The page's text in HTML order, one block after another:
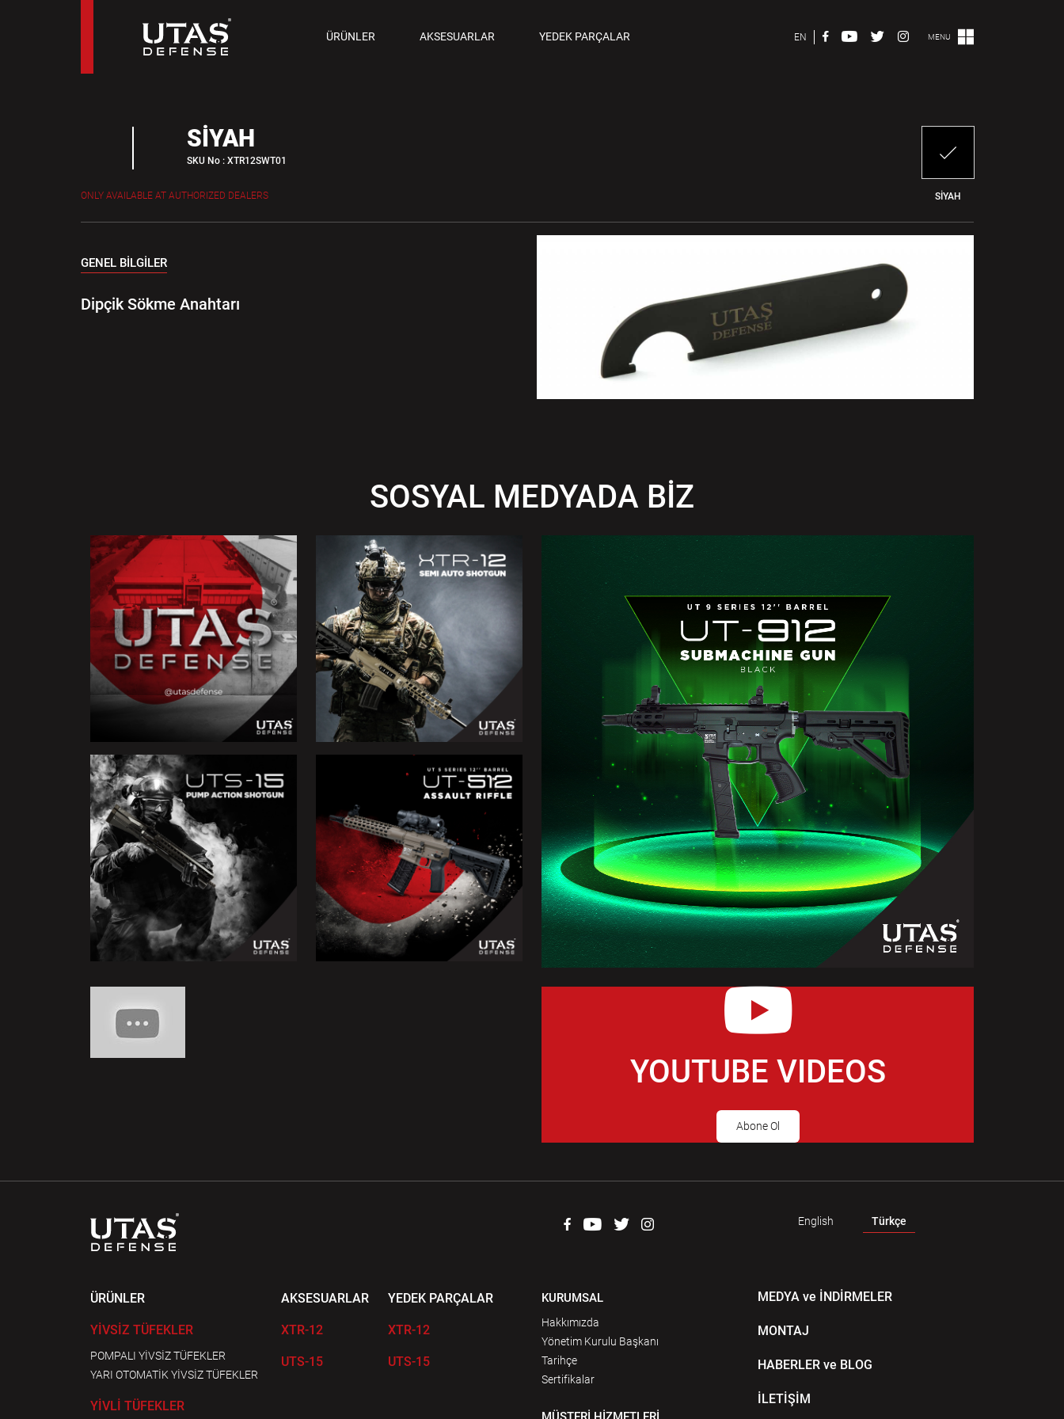
ÜRÜNLER
9 MM TABANCALARAKSESUARLAR YEDEK PARÇALAR EN MENU
SİYAH
SKU No : XTR12SWT01
ONLY AVAILABLE AT AUTHORIZED DEALERS SİYAH
GENEL BİLGİLER
Dipçik Sökme Anahtarı
SOSYAL MEDYADA BİZ
YOUTUBE VIDEOS
Abone Ol
English Türkçe
ÜRÜNLER
YİVSİZ TÜFEKLER
POMPALI YİVSİZ TÜFEKLER
YARI OTOMATİK YİVSİZ TÜFEKLER
YİVLİ TÜFEKLER
AKSESUARLAR
XTR-12
UTS-15
YEDEK PARÇALAR
XTR-12
UTS-15
KURUMSAL
Hakkımızda
Yönetim Kurulu Başkanı
Tarihçe
Sertifikalar
MEDYA ve İNDİRMELER
MONTAJ
HABERLER ve BLOG
İLETİŞİM